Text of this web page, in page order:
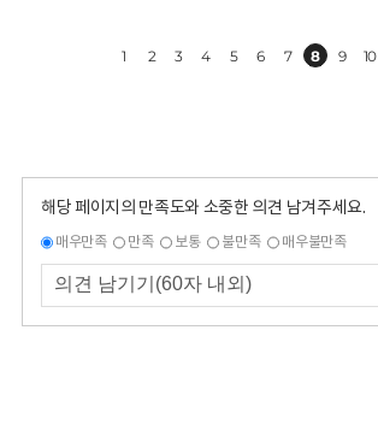
1 2 3 4 5 6 7 8 9 10
해당 페이지의 만족도와 소중한 의견 남겨주세요.
매우만족 만족 보통 불만족 매우불만족